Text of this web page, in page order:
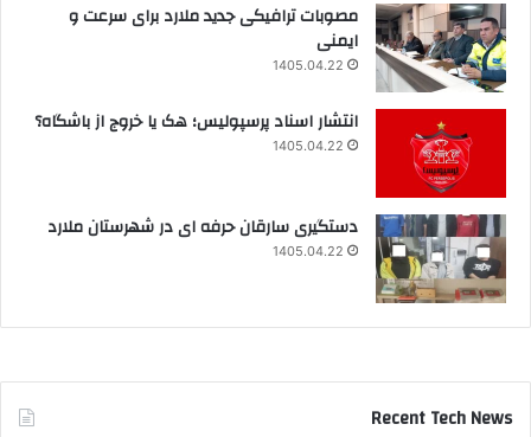
مصوبات ترافیکی جدید ملارد برای سرعت و
ایمنی
1405.04.22
انتشار اسناد پرسپولیس؛ هک یا خروج از باشگاه؟
1405.04.22
دستگیری سارقان حرفه ای در شهرستان ملارد
1405.04.22
Recent Tech News